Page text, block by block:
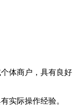
体商户，具有良好
实际操作经验。